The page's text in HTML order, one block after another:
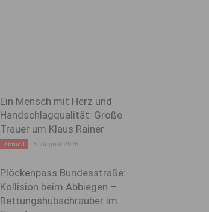
Ein Mensch mit Herz und
Handschlagqualität: Große
Trauer um Klaus Rainer
Aktuell 3. August 2026
Plöckenpass Bundesstraße:
Kollision beim Abbiegen –
Rettungshubschrauber im